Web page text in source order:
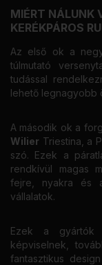
MIÉRT NÁLUNK
KERÉKPÁROS
Az első ok a
túlmutató
tudással
lehető legnagyobb
A második ok a
Wilier Triestina, a
szó. Ezek a
rendkívül magas
fejre, nyakra és
vállalatok.
Ezek a gyártók
képviselnek,
fantasztikus